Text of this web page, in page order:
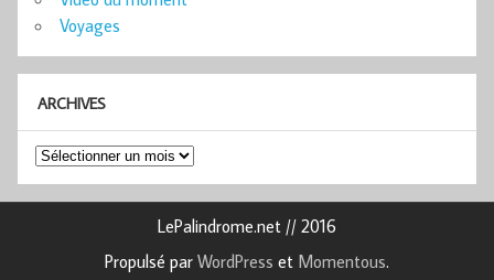
Voyages
ARCHIVES
Archives
LePalindrome.net // 2016
Propulsé par WordPress et Momentous.